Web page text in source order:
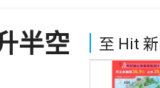
半空 至 Hit